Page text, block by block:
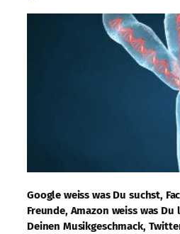
Google weiss was Du suchst,
Freunde, Amazon weiss was
Deinen Musikgeschmack,